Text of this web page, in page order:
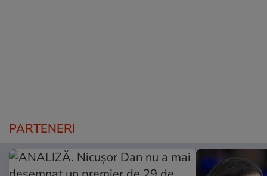
PARTENERI